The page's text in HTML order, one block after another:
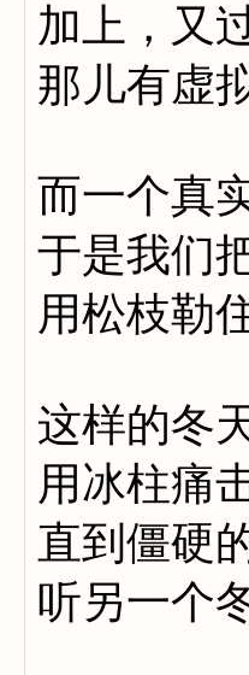
加上，又
那儿有虚
而一个真
于是我们
用松枝勒
这样的冬
用冰柱痛
直到僵硬
听另一个